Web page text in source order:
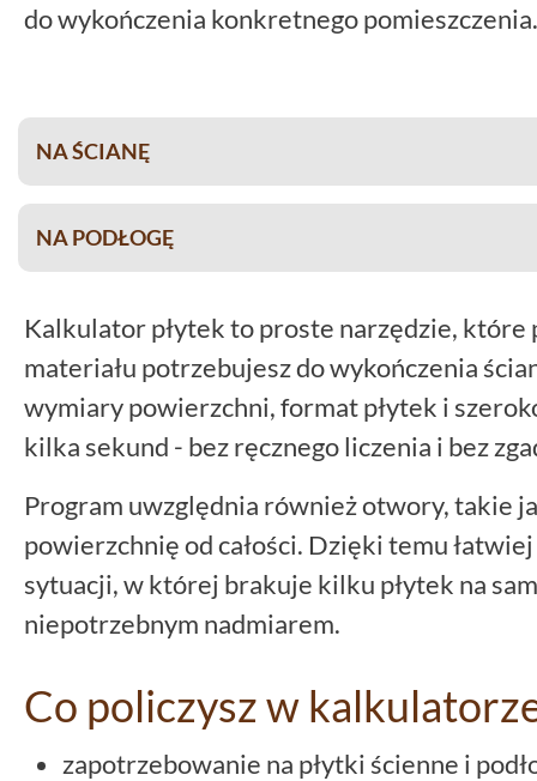
do wykończenia konkretnego pomieszczenia.
zapotrzebowania na płytki ścienne,
wymiary powierzchni, format płytek oraz
sekund wyliczy potrzebną ilość materiału,
Kalkulator uwzględnia także otwory, takie
wymagających układach. Dzięki temu
braków w trakcie prac i zyskasz pewność, że
rozsądnie, a nie "na oko".
NA ŚCIANĘ
NA PODŁOGĘ
Kalkulator płytek to proste narzędzie, które
materiału potrzebujesz do wykończenia
wymiary powierzchni, format płytek i
kilka sekund - bez ręcznego liczenia i bez
Program uwzględnia również otwory, takie
powierzchnię od całości. Dzięki temu
sytuacji, w której brakuje kilku płytek na
niepotrzebnym nadmiarem.
Co policzysz w
zapotrzebowanie na płytki ścienne i